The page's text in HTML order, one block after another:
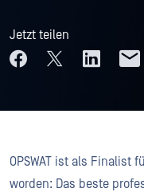
Jetzt teilen
OPSWAT ist als Finalist
worden: Das beste